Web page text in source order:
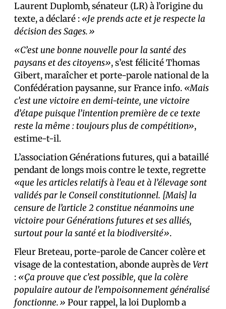
Laurent Duplomb, sénateur (LR) à l’origine du
texte, a déclaré : «Je prends acte et je respecte la
décision des Sages.»
«C’est une bonne nouvelle pour la santé des
paysans et des citoyens», s’est félicité Thomas
Gibert, maraîcher et porte-parole national de la
Confédération paysanne, sur France info. «Mais
c’est une victoire en demi-teinte, une victoire
d’étape puisque l’intention première de ce texte
reste la même : toujours plus de compétition»,
estime-t-il.
L’association Générations futures, qui a bataillé
pendant de longs mois contre le texte, regrette
«que les articles relatifs à l’eau et à l’élevage sont
validés par le Conseil constitutionnel. [Mais] la
censure de l’article 2 constitue néanmoins une
victoire pour Générations futures et ses alliés,
surtout pour la santé et la biodiversité».
Fleur Breteau, porte-parole de Cancer colère et
visage de la contestation, abonde auprès deVert
: «Ça prouve que c’est possible, que la colère
populaire autour de l’empoisonnement généralisé
fonctionne.» Pour rappel, la loi Duplomb a